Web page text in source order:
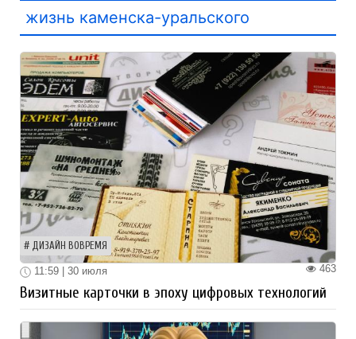
жизнь каменска-уральского
ДИЗАЙН ВОВРЕМЯ
463
11:59 | 30 июля
Визитные карточки в эпоху цифровых технологий